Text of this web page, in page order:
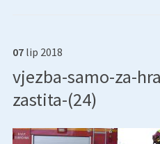
07 lip 2018
vjezba-samo-za-
zastita-(24)